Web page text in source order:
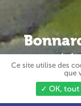
du
Ce site utilise des
que
✓ OK,